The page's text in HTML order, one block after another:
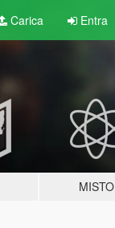
Carica Entra
MISTO